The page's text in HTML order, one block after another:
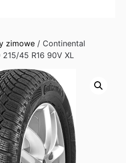
zimowe / Continental
45 R16 90V XL